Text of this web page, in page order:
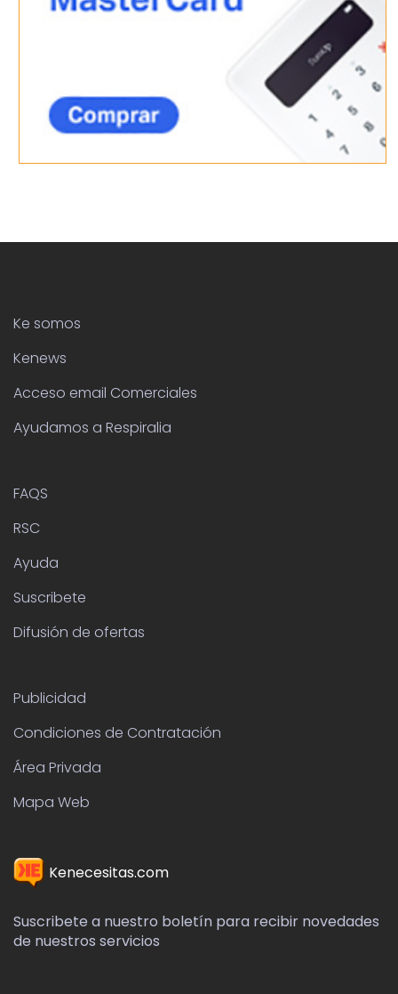
Ke somos
Kenews
Acceso email Comerciales
Ayudamos a Respiralia
FAQS
RSC
Ayuda
Suscribete
Difusión de ofertas
Publicidad
Condiciones de Contratación
Área Privada
Mapa Web
Kenecesitas.com
Suscribete a nuestro boletín para recibir novedades
de nuestros servicios